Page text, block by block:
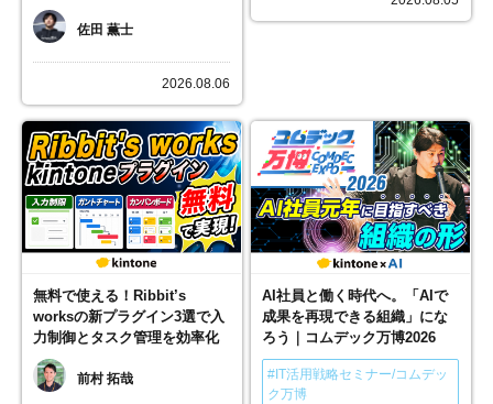
佐田 薫士
2026.08.06
無料で使える！Ribbit’s
worksの新プラグイン3選で入
力制御とタスク管理を効率化
前村 拓哉
AI社員と働く時代へ。「AIで
成果を再現できる組織」にな
ろう｜コムデック万博2026
#IT活用戦略セミナー/コムデッ
ク万博